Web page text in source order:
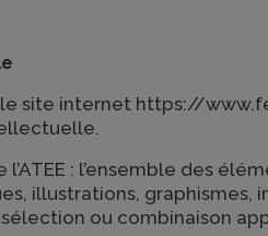
le site internet https://
: l’ensemble des
illustrations, graphismes,
ou combinaison